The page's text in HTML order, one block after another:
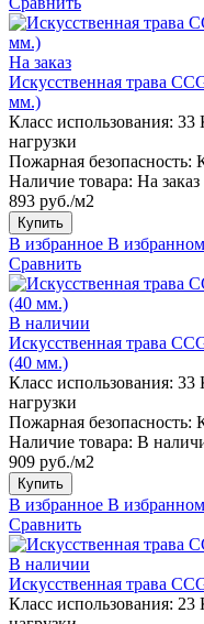
На заказ
Искусственная трава
мм.)
Класс использования: 33
нагрузки
Пожарная безопасность:
Наличие товара: На заказ
893 руб./м2
Купить
В избранное В избранном
Сравнить
В наличии
Искусственная трава
(40 мм.)
Класс использования: 33
нагрузки
Пожарная безопасность:
Наличие товара: В
909 руб./м2
Купить
В избранное В избранном
Сравнить
В наличии
Искусственная трава
Класс использования: 23